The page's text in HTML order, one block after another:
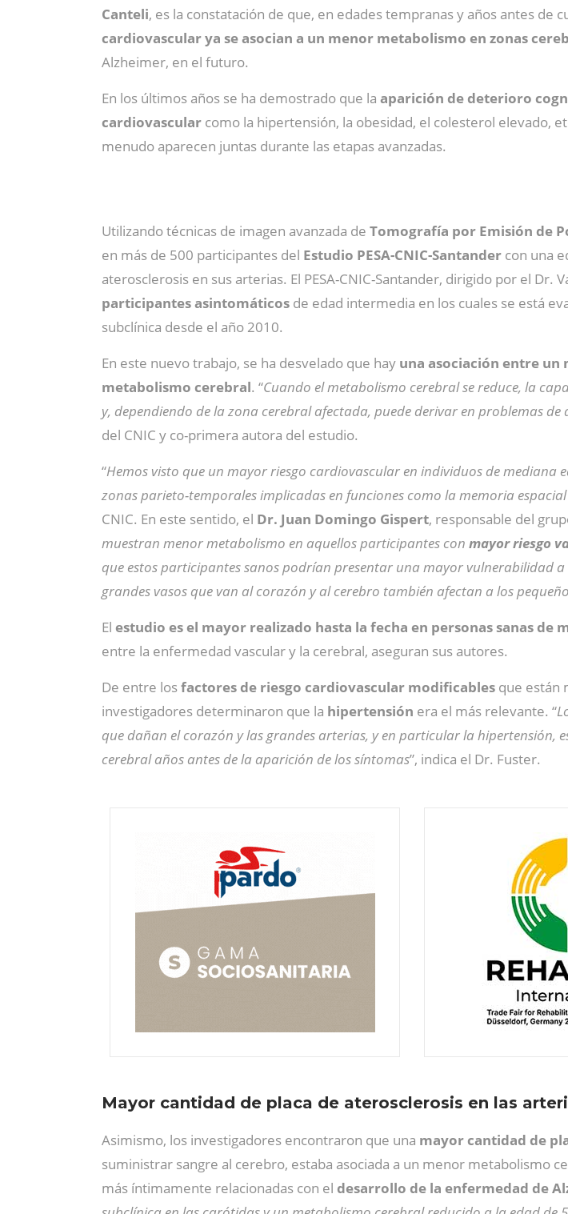
Canteli, es la constatación de que, en edades tempranas y años antes de
cardiovascular ya se asocian a un menor metabolismo en zonas
Alzheimer, en el futuro.
En los últimos años se ha demostrado que la aparición de deterioro
cardiovascular como la hipertensión, la obesidad, el colesterol elevado,
menudo aparecen juntas durante las etapas avanzadas.
Utilizando técnicas de imagen avanzada de Tomografía por Emisión de
en más de 500 participantes del Estudio PESA-CNIC-Santander con una
aterosclerosis en sus arterias. El PESA-CNIC-Santander, dirigido por el
participantes asintomáticos de edad intermedia en los cuales se está
subclínica desde el año 2010.
En este nuevo trabajo, se ha desvelado que hay una asociación entre
metabolismo cerebral. “Cuando el metabolismo cerebral se reduce, la
y, dependiendo de la zona cerebral afectada, puede derivar en problemas
del CNIC y co-primera autora del estudio.
“Hemos visto que un mayor riesgo cardiovascular en individuos de
zonas parieto-temporales implicadas en funciones como la memoria
CNIC. En este sentido, el Dr. Juan Domingo Gispert, responsable del
muestran menor metabolismo en aquellos participantes con mayor riesgo
que estos participantes sanos podrían presentar una mayor vulnerabilidad
grandes vasos que van al corazón y al cerebro también afectan a los
El estudio es el mayor realizado hasta la fecha en personas sanas de
entre la enfermedad vascular y la cerebral, aseguran sus autores.
De entre losfactores de riesgo cardiovascular modificables que están
investigadores determinaron que la hipertensión era el más relevante. “
que dañan el corazón y las grandes arterias, y en particular la
cerebral años antes de la aparición de los síntomas”, indica el Dr. Fuster.
Mayor cantidad de placa de aterosclerosis en las
Asimismo, los investigadores encontraron que una mayor cantidad de
suministrar sangre al cerebro, estaba asociada a un menor metabolismo
más íntimamente relacionadas con el desarrollo de la enfermedad de